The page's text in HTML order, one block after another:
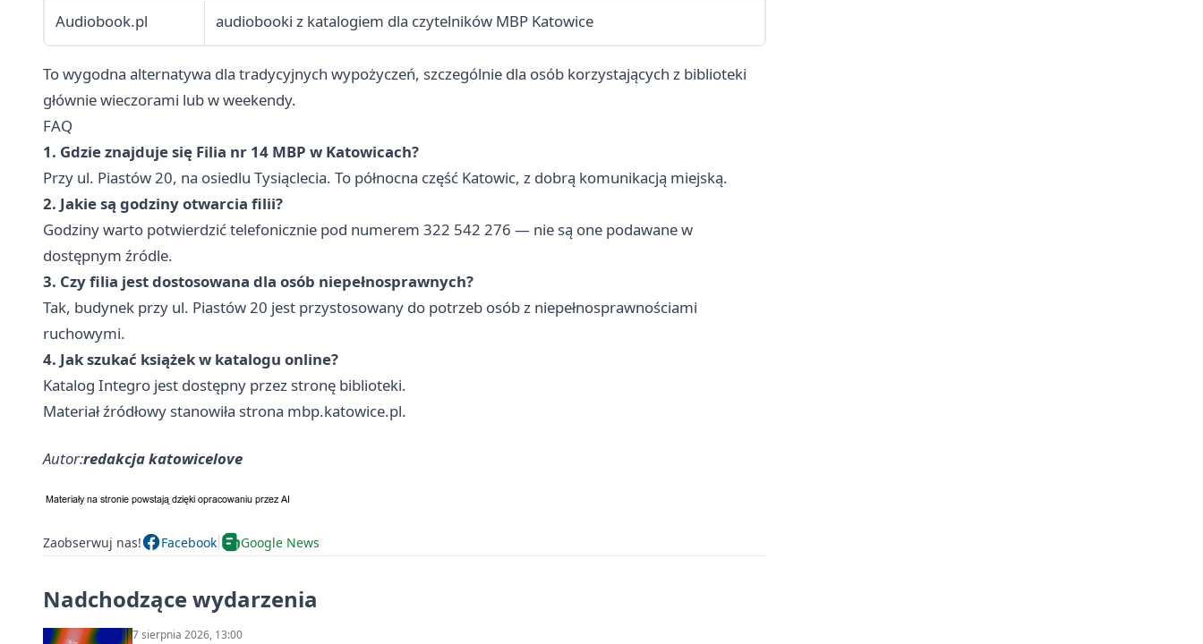
Audiobook.pl audiobooki z katalogiem dla czytelników MBP Katowice
To wygodna alternatywa dla tradycyjnych wypożyczeń, szczególnie dla osób korzystających z biblioteki
głównie wieczorami lub w weekendy.
FAQ
1. Gdzie znajduje się Filia nr 14 MBP w Katowicach?
Przy ul. Piastów 20, na osiedlu Tysiąclecia. To północna część Katowic, z dobrą komunikacją miejską.
2. Jakie są godziny otwarcia filii?
Godziny warto potwierdzić telefonicznie pod numerem 322 542 276 — nie są one podawane w
dostępnym źródle.
3. Czy filia jest dostosowana dla osób niepełnosprawnych?
Tak, budynek przy ul. Piastów 20 jest przystosowany do potrzeb osób z niepełnosprawnościami
ruchowymi.
4. Jak szukać książek w katalogu online?
Katalog Integro jest dostępny przez stronę biblioteki.
Materiał źródłowy stanowiła strona mbp.katowice.pl.
Autor:redakcja katowicelove
Zaobserwuj nas! Facebook Google News
Nadchodzące wydarzenia
7 sierpnia 2026, 13:00